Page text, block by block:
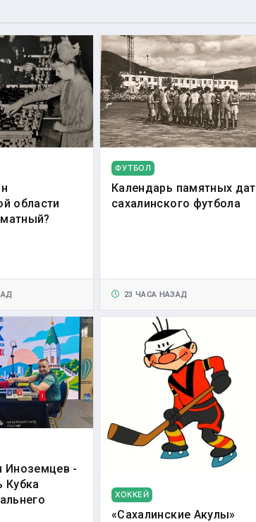
области
ФУТБОЛ
Календарь памятных дат
сахалинского футбола
23 ЧАСА НАЗАД
Иноземцев -
Кубка
ХОККЕЙ
«Сахалинские Акулы»